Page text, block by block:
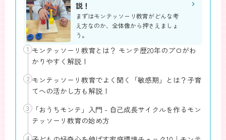
説！
まずはモンテッソーリ教育がどんな考
え方なのか、全体像から押さえましょ
う。
1 モンテッソーリ教育とは？ モンテ歴20年のプロがわ
かりやすく解説！
2 モンテッソーリ教育でよく聞く「敏感期」とは？子育
てへの活かし方も解説！
3 「おうちモンテ」入門 - 自己成長サイクルを作るモン
テッソーリ教育の始め方
4